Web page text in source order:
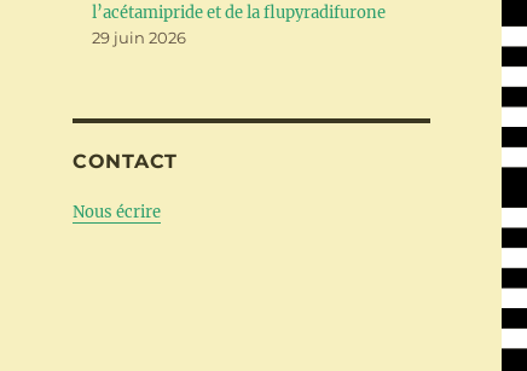
l’acétamipride et de la flupyradifurone
29 juin 2026
CONTACT
Nous écrire